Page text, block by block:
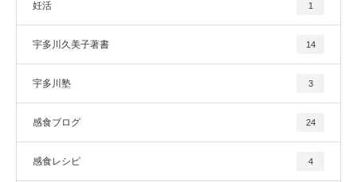
妊活 1
宇多川久美子著書 14
宇多川塾 3
感食ブログ 24
感食レシピ 4